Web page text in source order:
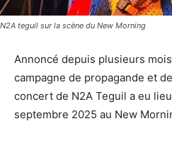
N2A teguil sur la scène du New Morning
Annoncé depuis plusieurs
campagne de propagande et
concert de N2A Teguil a eu
septembre 2025 au New